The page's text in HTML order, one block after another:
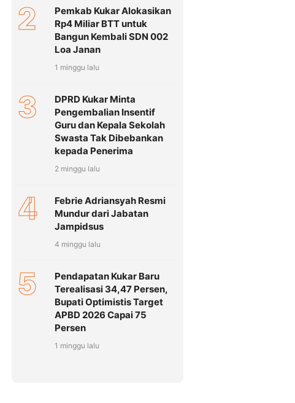
2
Pemkab Kukar Alokasikan
Rp4 Miliar BTT untuk
Bangun Kembali SDN 002
Loa Janan
1 minggu lalu
3
DPRD Kukar Minta
Pengembalian Insentif
Guru dan Kepala Sekolah
Swasta Tak Dibebankan
kepada Penerima
2 minggu lalu
4
Febrie Adriansyah Resmi
Mundur dari Jabatan
Jampidsus
4 minggu lalu
5
Pendapatan Kukar Baru
Terealisasi 34,47 Persen,
Bupati Optimistis Target
APBD 2026 Capai 75
Persen
1 minggu lalu